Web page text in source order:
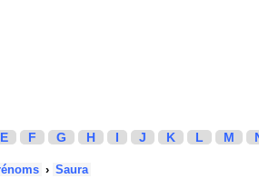
E F G H I J K L M
› Saura